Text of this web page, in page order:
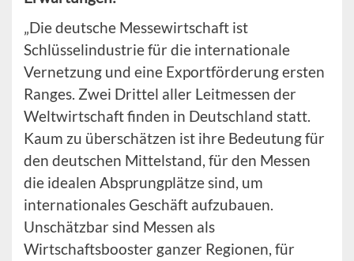
„Die deutsche Messewirtschaft ist
Schlüsselindustrie für die internationale
Vernetzung und eine Exportförderung ersten
Ranges. Zwei Drittel aller Leitmessen der
Weltwirtschaft finden in Deutschland statt.
Kaum zu überschätzen ist ihre Bedeutung für
den deutschen Mittelstand, für den Messen
die idealen Absprungplätze sind, um
internationales Geschäft aufzubauen.
Unschätzbar sind Messen als
Wirtschaftsbooster ganzer Regionen, für